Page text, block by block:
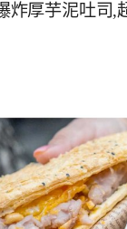
炸厚芋泥吐司,